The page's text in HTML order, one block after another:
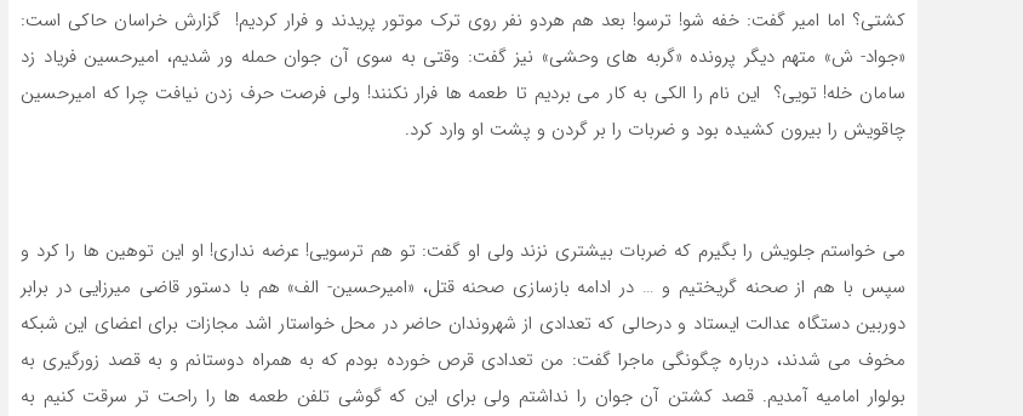
کشتی؟ اما امیر گفت: خفه شو! ترسو! بعد هم هردو نفر روی ترک موتور پریدند و فرار کردیم! گزارش خراسان حاکی است:
«جواد- ش» متهم دیگر پرونده «گربه های وحشی» نیز گفت: وقتی به سوی آن جوان حمله ور شدیم، امیرحسین فریاد زد
سامان خله! تویی؟ این نام را الکی به کار می بردیم تا طعمه ها فرار نکنند! ولی فرصت حرف زدن نیافت چرا که امیرحسین
چاقویش را بیرون کشیده بود و ضربات را بر گردن و پشت او وارد کرد.
می خواستم جلویش را بگیرم که ضربات بیشتری نزند ولی او گفت: تو هم ترسویی! عرضه نداری! او این توهین ها را کرد و
سپس با هم از صحنه گریختیم و … در ادامه بازسازی صحنه قتل، «امیرحسین- الف» هم با دستور قاضی میرزایی در برابر
دوربین دستگاه عدالت ایستاد و درحالی که تعدادی از شهروندان حاضر در محل خواستار اشد مجازات برای اعضای این شبکه
مخوف می شدند، درباره چگونگی ماجرا گفت: من تعدادی قرص خورده بودم که به همراه دوستانم و به قصد زورگیری به
بولوار امامیه آمدیم. قصد کشتن آن جوان را نداشتم ولی برای این که گوشی تلفن طعمه ها را راحت تر سرقت کنیم به